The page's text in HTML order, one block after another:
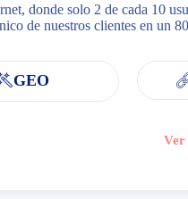
donde solo 2 de cada 10
de nuestros clientes en un
GEO
Ver